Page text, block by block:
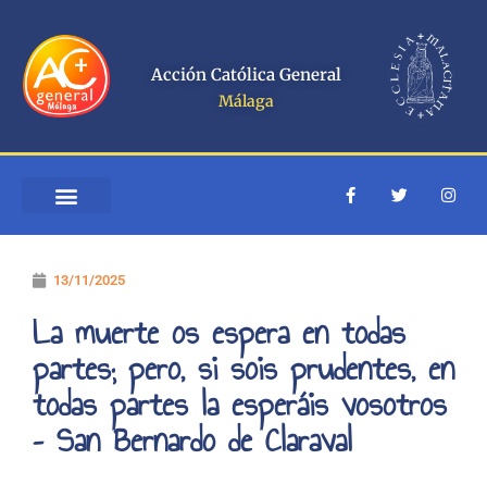
contenido
Acción Católica General
Málaga
F
a
e
f
T
w
t
I
n
t
13/11/2025
La muerte os espera en todas
partes; pero, si sois prudentes, en
todas partes la esperáis vosotros
– San Bernardo de Claraval